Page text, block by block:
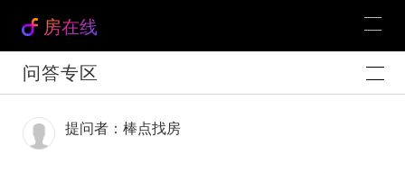
房在线
问答专区
提问者：棒点找房